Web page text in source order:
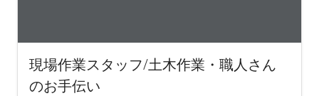
現場作業スタッフ/土木作業・職人さん
のお手伝い